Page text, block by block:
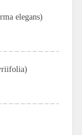
elegans)